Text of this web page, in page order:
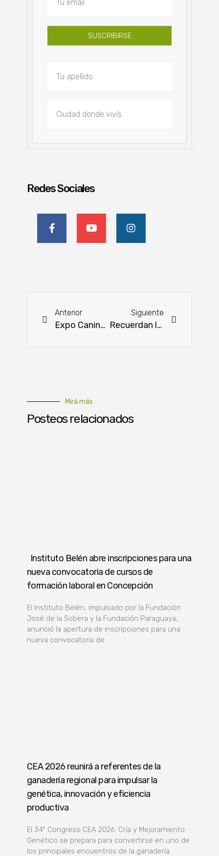
SUSCRIBIRSE
Redes Sociales
Anterior
Expo Canindeyú 2024: 10 días de avance agropecuario y entretenimiento familiar
Siguiente
Recuerdan la necesidad de aplicar el Plan Nacional Agroforestal en Paraguay
Mirá más
Posteos relacionados
Instituto Belén abre inscripciones para una
nueva convocatoria de cursos de
formación laboral en Concepción
El Instituto Belén, impulsado por la Fundación
José de la Sobera y la Fundación Paraguaya,
anunció la apertura de inscripciones para una
nueva convocatoria de
CEA 2026 reunirá a referentes de la
ganadería regional para impulsar la
genética, innovación y eficiencia
productiva
El 34º Congreso CEA 2026: Cría y Mejoramiento
Genético se prepara para convertirse en uno de
los principales encuentros de la ganadería